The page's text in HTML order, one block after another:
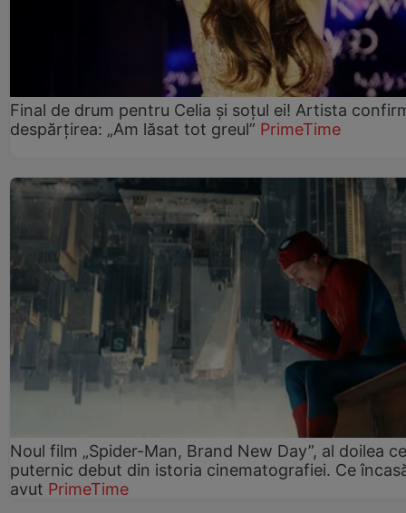
Final de drum pentru Celia și soțul ei! Artista
despărțirea: „Am lăsat tot greul” PrimeTime
Noul film „Spider-Man, Brand New Day”, al doilea
puternic debut din istoria cinematografiei. Ce
avut PrimeTime